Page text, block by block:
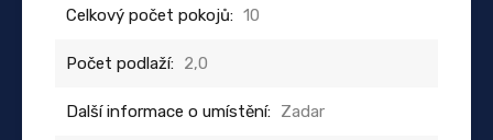
Celkový počet pokojů: 10
Počet podlaží: 2,0
Další informace o umístění: Zadar